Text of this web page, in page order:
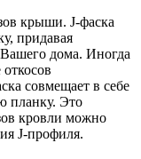
крыши. J-фаска
придавая
дома. Иногда
совмещает в себе
планку. Это
кровли можно
J-профиля.